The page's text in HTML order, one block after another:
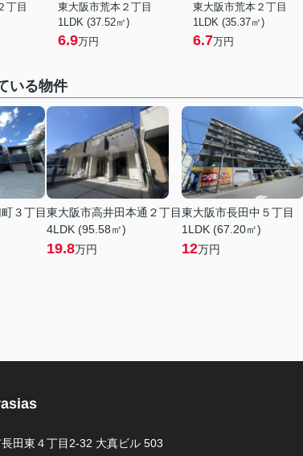
丁目
東大阪市荒本２丁目
1LDK (37.52㎡)
6.9万円
東大阪市荒本２丁目
1LDK (35.37㎡)
6.7万円
いる物件
３丁目東大阪市高井田本通２丁目
4LDK (95.58㎡)
19.8万円
東大阪市長田中５丁目
1LDK (67.20㎡)
12万円
田東４丁目2-32 大真ビル 503